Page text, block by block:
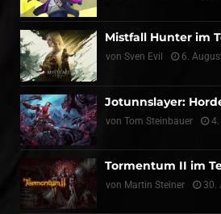
Mistfall Hunter im
von Sven Evil 6.
Jotunnslayer:
von Tom Steinbauer
Tormentum II im
von Martin Steiner 30.